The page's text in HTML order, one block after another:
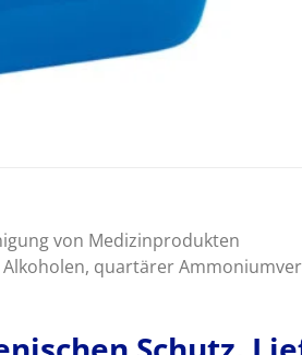
von Medizinprodukten
quartärer